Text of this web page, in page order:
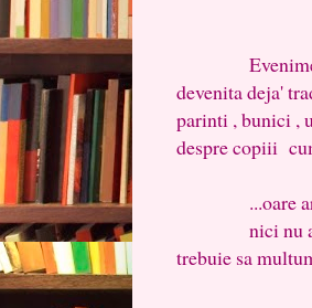
devenita deja'
parinti , bunici ,
despre copiii
...oare ar
nici nu as sti
trebuie sa